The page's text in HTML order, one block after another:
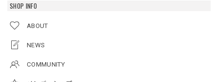
SHOP INFO
ABOUT
NEWS
COMMUNITY